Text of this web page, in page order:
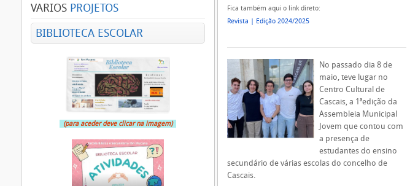
Fica também aqui o link direto:
Revista | Edição 2024/2025
No passado dia 8 de
maio, teve lugar no
Centro Cultural de
Cascais, a 1ªedição da
Assembleia Municipal
Jovem que contou com
a presença de
estudantes do ensino
secundário de várias escolas do concelho de
Cascais.
VARIOS PROJETOS
BIBLIOTECA ESCOLAR
(para aceder deve clicar na imagem)